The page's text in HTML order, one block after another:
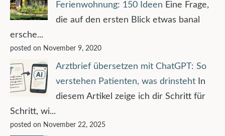
Ferienwohnung: 150 Ideen Eine Frage,
die auf den ersten Blick etwas banal
ersche...
posted on November 9, 2020
Arztbrief übersetzen mit ChatGPT: So
verstehen Patienten, was drinsteht
In
diesem Artikel zeige ich dir Schritt für
Schritt, wi...
posted on November 22, 2025